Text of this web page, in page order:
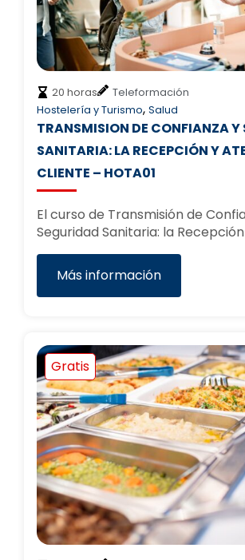
20 horas
Teleformación
Hostelería y Turismo, Salud
TRANSMISION DE CONFIANZA Y
SANITARIA: LA RECEPCIÓN Y
CLIENTE – HOTA01
El curso de Transmisión de
Seguridad Sanitaria: la
Más información
Gratis